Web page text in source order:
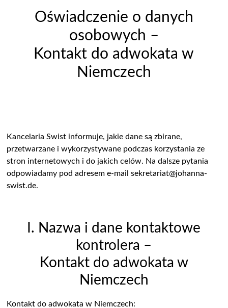
Oświadczenie o danych
osobowych –
Kontakt do adwokata w
Niemczech
Kancelaria Swist informuje, jakie dane są zbirane,
przetwarzane i wykorzystywane podczas korzystania ze
stron internetowych i do jakich celów. Na dalsze pytania
odpowiadamy pod adresem e-mail sekretariat@johanna-
swist.de.
I. Nazwa i dane kontaktowe
kontrolera –
Kontakt do adwokata w
Niemczech
Kontakt do adwokata w Niemczech: